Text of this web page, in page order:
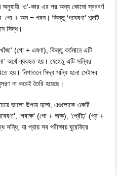
অনুযায়ী ‘ও’-কার এর পর অন্য কোনো স্বরবর্ণ
পো + অন = পবন। কিন্তু ‘গবেষণা’ শব্দটি
সিদ্ধ।
(গো + এষণা), কিন্তু বর্তমানে এটি
অর্থে ব্যবহৃত হয়। যেহেতু এটি সন্ধির
হয়। নিপাতনে সিদ্ধ সন্ধি হলো সেইসব
না করেই তৈরি হয়েছে।
ভালো উপায় হলো, এগুলোকে একটি
‘গবাক্ষ’ (গো + অক্ষ), ‘প্রৌঢ়’ (প্র +
সন্ধি, যা প্রায় সব পরীক্ষায় ঘুরেফিরে